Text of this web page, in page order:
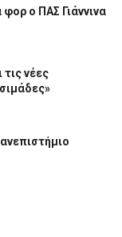
φορ ο ΠΑΣ Γιάννινα
τις νέες